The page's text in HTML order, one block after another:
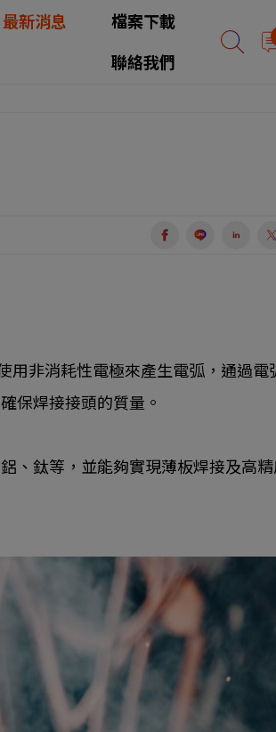
最新消息 檔案下載
聯絡我們
用非消耗性電極來產生電弧，通過電
保焊接接頭的質量。
、鈦等，並能夠實現薄板焊接及高